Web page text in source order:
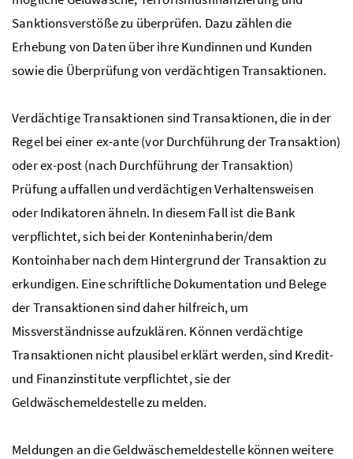
Sanktionsverstöße zu überprüfen. Dazu zählen die
Erhebung von Daten über ihre Kundinnen und Kunden
sowie die Überprüfung von verdächtigen Transaktionen.
Verdächtige Transaktionen sind Transaktionen, die in der
Regel bei einer ex-ante (vor Durchführung der Transaktion)
oder ex-post (nach Durchführung der Transaktion)
Prüfung auffallen und verdächtigen Verhaltensweisen
oder Indikatoren ähneln. In diesem Fall ist die Bank
verpflichtet, sich bei der Konteninhaberin/dem
Kontoinhaber nach dem Hintergrund der Transaktion zu
erkundigen. Eine schriftliche Dokumentation und Belege
der Transaktionen sind daher hilfreich, um
Missverständnisse aufzuklären. Können verdächtige
Transaktionen nicht plausibel erklärt werden, sind Kredit-
und Finanzinstitute verpflichtet, sie der
Geldwäschemeldestelle zu melden.
Meldungen an die Geldwäschemeldestelle können weitere